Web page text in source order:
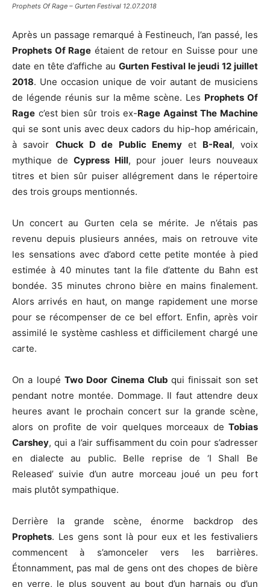
Prophets Of Rage – Gurten Festival 12.07.2018
Après un passage remarqué à Festineuch, l’an passé, les
Prophets Of Rage étaient de retour en Suisse pour une
date en tête d’affiche au Gurten Festival le jeudi 12 juillet
2018. Une occasion unique de voir autant de musiciens
de légende réunis sur la même scène. Les Prophets Of
Rage c’est bien sûr trois ex-Rage Against The Machine
qui se sont unis avec deux cadors du hip-hop américain,
à savoir Chuck D de Public Enemy et B-Real, voix
mythique de Cypress Hill, pour jouer leurs nouveaux
titres et bien sûr puiser allégrement dans le répertoire
des trois groups mentionnés.
Un concert au Gurten cela se mérite. Je n’étais pas
revenu depuis plusieurs années, mais on retrouve vite
les sensations avec d’abord cette petite montée à pied
estimée à 40 minutes tant la file d’attente du Bahn est
bondée. 35 minutes chrono bière en mains finalement.
Alors arrivés en haut, on mange rapidement une morse
pour se récompenser de ce bel effort. Enfin, après voir
assimilé le système cashless et difficilement chargé une
carte.
On a loupé Two Door Cinema Clubqui finissait son set
pendant notre montée. Dommage. Il faut attendre deux
heures avant le prochain concert sur la grande scène,
alors on profite de voir quelques morceaux de Tobias
Carshey, qui a l’air suffisamment du coin pour s’adresser
en dialecte au public. Belle reprise de ‘I Shall Be
Released’ suivie d’un autre morceau joué un peu fort
mais plutôt sympathique.
Derrière la grande scène, énorme backdrop des
Prophets. Les gens sont là pour eux et les festivaliers
commencent à s’amonceler vers les barrières.
Étonnamment, pas mal de gens ont des chopes de bière
en verre, le plus souvent au bout d’un harnais ou d’un